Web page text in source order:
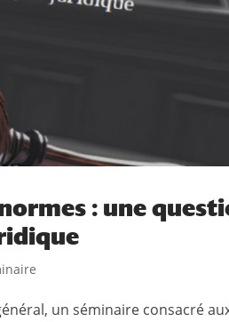
: une
un séminaire consacré